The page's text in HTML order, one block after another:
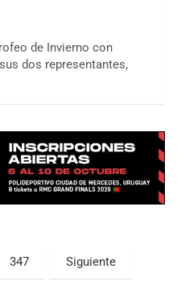
de Invierno con
dos representantes,
347 Siguiente